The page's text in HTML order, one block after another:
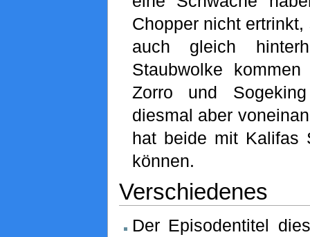
Chopper nicht
auch gleich
Staubwolke
Zorro und
diesmal aber
hat beide mit Kalifas
können.
Verschiedenes
Der Episodentitel